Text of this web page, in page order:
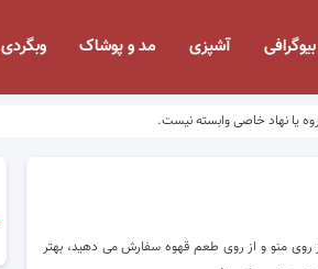
بیوگرافی آشپزی مد و پوشاک وبگردی
یا نهاد خاصی وابسته نیست.
روی منو و از روی طعم قهوه سفارش می دهید، بهتر